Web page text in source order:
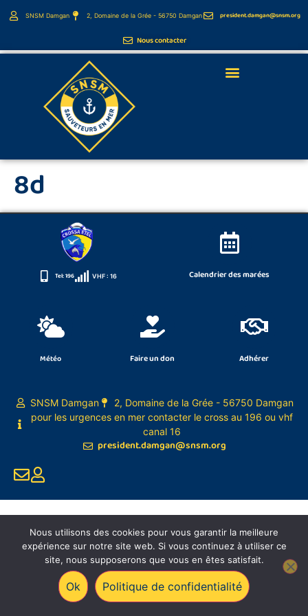
principalSNSM Damgan 2, Domaine de la Grée - 56750 Damgan president.damgan@snsm.org
Nous contacter
8d
Tel: 196 VHF : 16 Calendrier des marées
Météo Faire un don Adhérer
SNSM Damgan
2, Domaine de la Grée - 56750 Damgan
pour les urgences en mer contacter le cross au 196 ou vhf
canal 16
president.damgan@snsm.org
Nous utilisons des cookies pour vous garantir la meilleure
expérience sur notre site web. Si vous continuez à utiliser ce
site, nous supposerons que vous en êtes satisfait.
Ok Politique de confidentialité